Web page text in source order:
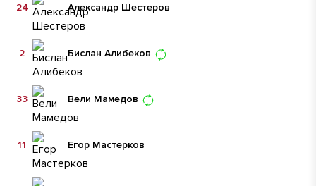
Александр Шестеров
24
Бислан Алибеков
2
Вели Мамедов
33
Егор Мастерков
11